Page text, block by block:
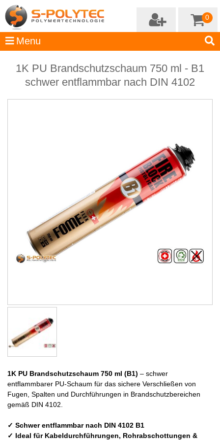
0
1K PU Brandschutzschaum 750 ml - B1
schwer entflammbar nach DIN 4102
1K PU Brandschutzschaum 750 ml (B1) – schwer
entflammbarer PU-Schaum für das sichere Verschließen von
Fugen, Spalten und Durchführungen in Brandschutzbereichen
gemäß DIN 4102.
✓ Schwer entflammbar nach DIN 4102 B1
✓ Ideal für Kabeldurchführungen, Rohrabschottungen &